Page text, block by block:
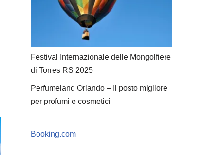
Festival Internazionale delle Mongolfiere
di Torres RS 2025
Perfumeland Orlando – Il posto migliore
per profumi e cosmetici
Booking.com